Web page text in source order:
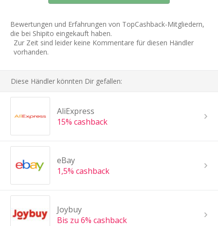
Bewertungen und Erfahrungen von TopCashback-Mitgliedern,
die bei Shipito eingekauft haben.
Zur Zeit sind leider keine Kommentare für diesen Händler
vorhanden.
Diese Händler könnten Dir gefallen:
AliExpress
15% cashback
eBay
1,5% cashback
Joybuy
Bis zu 6% cashback